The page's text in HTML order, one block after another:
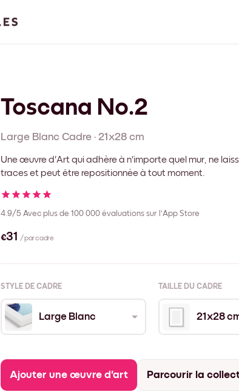
Toscana No.2
Large Blanc Cadre · 21x28 cm
Une œuvre d'Art qui adhère à n'importe quel mur, ne
traces et peut être repositionnée à tout moment.
4.9/5 Avec plus de 100 000 évaluations sur l'App Store
€31 / par cadre
STYLE DE CADRE TAILLE DU CADRE
Large Blanc 21x28
Ajouter une œuvre d'art Parcourir la